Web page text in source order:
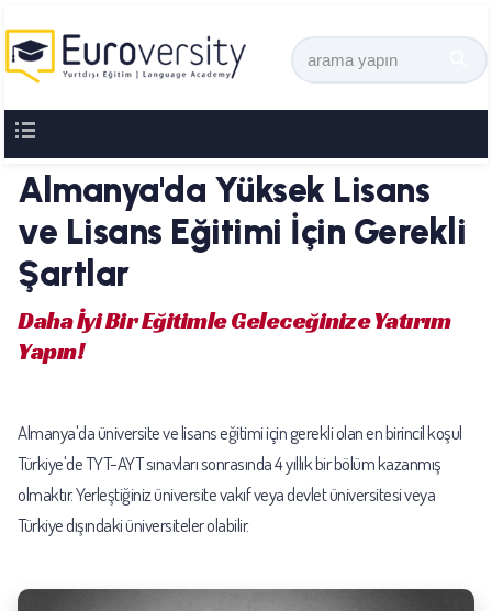
Almanya'da Yüksek Lisans
ve Lisans Eğitimi İçin Gerekli
Şartlar
Daha İyi Bir Eğitimle Geleceğinize Yatırım
Yapın!
Almanya'da üniversite ve lisans eğitimi için gerekli olan en birincil koşul
Türkiye'de TYT-AYT sınavları sonrasında 4 yıllık bir bölüm kazanmış
olmaktır. Yerleştiğiniz üniversite vakıf veya devlet üniversitesi veya
Türkiye dışındaki üniversiteler olabilir.